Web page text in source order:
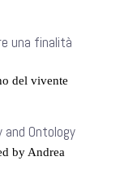
una finalità
del vivente
and Ontology
by Andrea